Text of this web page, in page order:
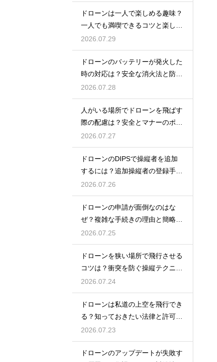
ドローンは一人で楽しめる趣味？
一人でも満喫できるコツと楽しみ
方
2026.07.29
ドローンのバッテリーが発火した
時の対応は？安全な消火法と防止
策を解説
2026.07.28
人がいる場所でドローンを飛ばす
際の配慮は？安全とマナーのポイ
ント
2026.07.27
ドローンのDIPSで操縦者を追加
するには？追加操縦者の登録手順
を解説
2026.07.26
ドローンの申請が面倒なのはな
ぜ？複雑な手続きの理由と簡略化
の動向
2026.07.25
ドローンを狭い場所で飛行させる
コツは？衝突を防ぐ操縦テクニッ
クを解説
2026.07.24
ドローンは私道の上空を飛行でき
る？知っておきたい法律と許可の
ルール
2026.07.23
ドローンのアップデートが失敗す